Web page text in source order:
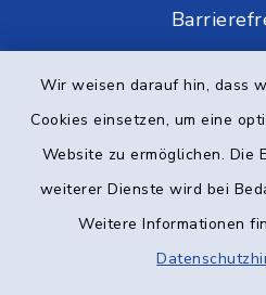
Wir weisen darauf hin, dass
Cookies einsetzen, um eine
Website zu ermöglichen. Die
weiterer Dienste wird bei
Weitere Informationen
Elektronische